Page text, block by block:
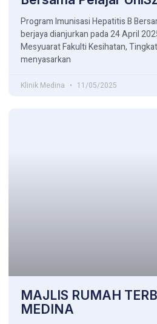
Program Imunisasi Hepatitis B
berjaya dianjurkan pada 24 April
Mesyuarat Fakulti Kesihatan,
menyasarkan
Klinik Medina 11/05/2025
MAJLIS RUMAH
MEDINA